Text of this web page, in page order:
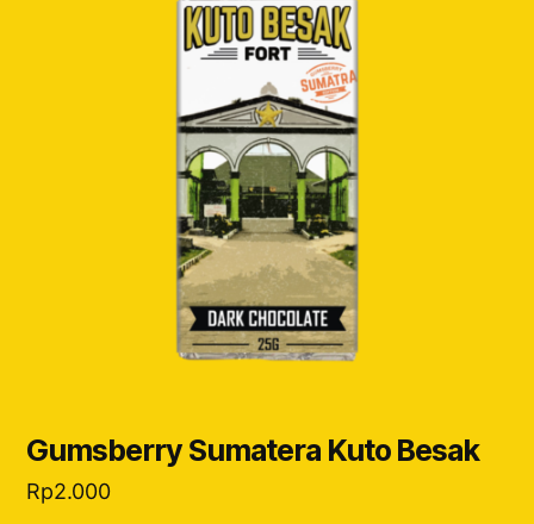
Gumsberry Sumatera Kuto Besak
Rp2.000